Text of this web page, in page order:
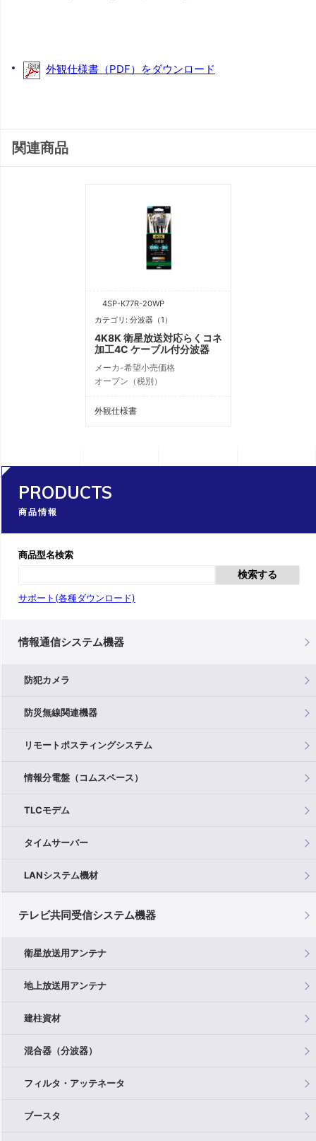
PRODUCTS
商品情報
商品型名検索
検索する
サポート(各種ダウンロード)
情報通信システム機器
防犯カメラ
防災無線関連機器
リモートポスティングシステム
情報分電盤（コムスペース）
TLCモデム
タイムサーバー
LANシステム機材
テレビ共同受信システム機器
衛星放送用アンテナ
地上放送用アンテナ
建柱資材
混合器（分波器）
フィルタ・アッテネータ
ブースタ
外観仕様書（PDF）をダウンロード
関連商品
4SP-K77R-20WP
カテゴリ: 分波器（1）
4K8K 衛星放送対応らくコネ
加工4C ケーブル付分波器
メーカ-希望小売価格
オープン（税別）
外観仕様書